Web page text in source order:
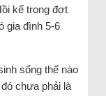
kể trong đợt
gia đình 5-6
sống thế nào
chưa phải là